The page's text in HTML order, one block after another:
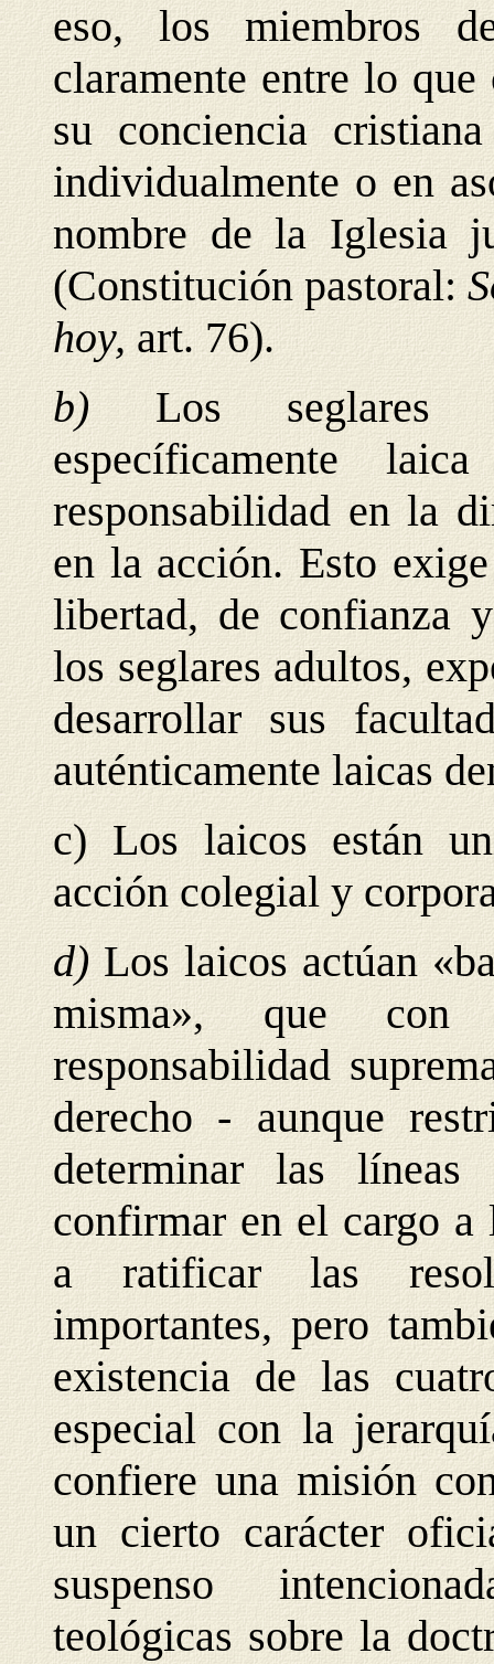
eso, los miembros
claramente entre lo
su conciencia
individualmente o en
nombre de la Iglesia
(Constitución pastoral:
hoy, art. 76).
b) Los seglares
específicamente
responsabilidad en la
en la acción. Esto
libertad, de confianza
los seglares adultos,
desarrollar sus
auténticamente laicas
c) Los laicos están
acción colegial y
d) Los laicos actúan
misma», que
responsabilidad
derecho - aunque
determinar las líneas
confirmar en el cargo a
a ratificar las
importantes, pero
existencia de las
especial con la
confiere una misión
un cierto carácter
suspenso
teológicas sobre la